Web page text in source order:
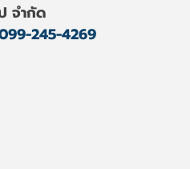
จำกัด
245-4269